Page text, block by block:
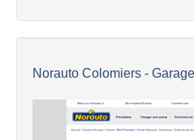
Norauto Colomiers -